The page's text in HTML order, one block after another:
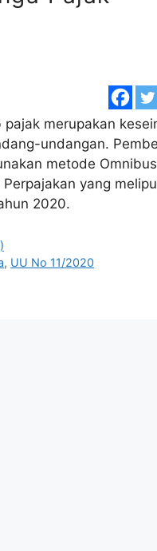
merupakan
undangan.
metode
yang
2020.
, UU No 11/2020